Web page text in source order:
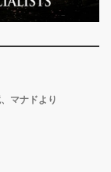
マナドより